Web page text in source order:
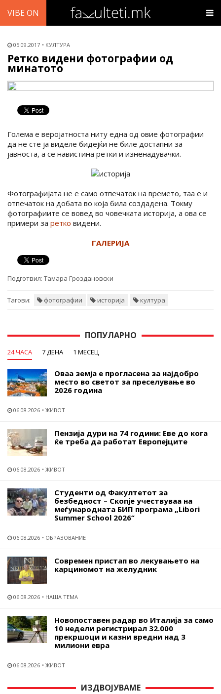
VIBE ON
05.09.2017 КУЛТУРА
Ретко видени фотографии од
минатото
Голема е веројатноста ниту една од овие фотографии
да не сте ја виделе бидејќи не биле достапни за
јавноста, а се навистина ретки и изненадувачки.
Фотографијата не е само отпечаток на времето, таа е и
отпечаток на добата во која била создадена. Токму
фотографиите се вовед во човечката историја, а ова се
примери за ретко видени.
ГАЛЕРИЈА
Подготвил: Тамара Гроздановски
Тагови: фотографии историја култура
ПОПУЛАРНО
24 ЧАСА 7 ДЕНА 1 МЕСЕЦ
Оваа земја е прогласена за најдобро
место во светот за преселување во
2026 година
06.08.2026 ЖИВОТ
Пензија дури на 74 години: Еве до кога
ќе треба да работат Европејците
06.08.2026 ЖИВОТ
Студенти од Факултетот за
безбедност – Скопје учествуваа на
меѓународната БИП програма „Libori
Summer School 2026“
06.08.2026 ОБРАЗОВАНИЕ
Современ пристап во лекувањето на
карциномот на желудник
06.08.2026 НАША ТЕМА
Новопоставен радар во Италија за само
10 недели регистрирал 32.000
прекршоци и казни вредни над 3
милиони евра
06.08.2026 ЖИВОТ
ИЗДВОЈУВАМЕ